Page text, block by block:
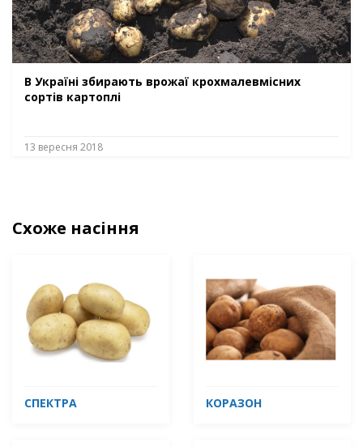
В Україні збирають врожаї крохмалевмісних
сортів картоплі
13 вересня 2018
Схоже насіння
СПЕКТРА КОРАЗОН